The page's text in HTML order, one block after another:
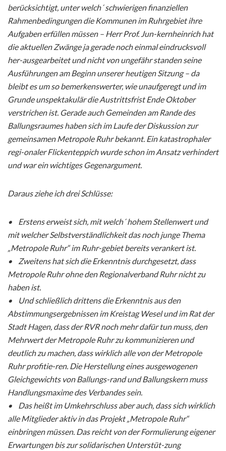
berücksichtigt, unter welch´ schwierigen finanziellen
Rahmenbedingungen die Kommunen im Ruhrgebiet ihre
Aufgaben erfüllen müssen – Herr Prof. Jun-kernheinrich hat
die aktuellen Zwänge ja gerade noch einmal eindrucksvoll
her-ausgearbeitet und nicht von ungefähr standen seine
Ausführungen am Beginn unserer heutigen Sitzung – da
bleibt es um so bemerkenswerter, wie unaufgeregt und im
Grunde unspektakulär die Austrittsfrist Ende Oktober
verstrichen ist. Gerade auch Gemeinden am Rande des
Ballungsraumes haben sich im Laufe der Diskussion zur
gemeinsamen Metropole Ruhr bekannt. Ein katastrophaler
regi-onaler Flickenteppich wurde schon im Ansatz verhindert
und war ein wichtiges Gegenargument.
Daraus ziehe ich drei Schlüsse:
• Erstens erweist sich, mit welch´ hohem Stellenwert und
mit welcher Selbstverständlichkeit das noch junge Thema
„Metropole Ruhr“ im Ruhr-gebiet bereits verankert ist.
• Zweitens hat sich die Erkenntnis durchgesetzt, dass
Metropole Ruhr ohne den Regionalverband Ruhr nicht zu
haben ist.
• Und schließlich drittens die Erkenntnis aus den
Abstimmungsergebnissen im Kreistag Wesel und im Rat der
Stadt Hagen, dass der RVR noch mehr dafür tun muss, den
Mehrwert der Metropole Ruhr zu kommunizieren und
deutlich zu machen, dass wirklich alle von der Metropole
Ruhr profitie-ren. Die Herstellung eines ausgewogenen
Gleichgewichts von Ballungs-rand und Ballungskern muss
Handlungsmaxime des Verbandes sein.
• Das heißt im Umkehrschluss aber auch, dass sich wirklich
alle Mitglieder aktiv in das Projekt „Metropole Ruhr“
einbringen müssen. Das reicht von der Formulierung eigener
Erwartungen bis zur solidarischen Unterstüt-zung